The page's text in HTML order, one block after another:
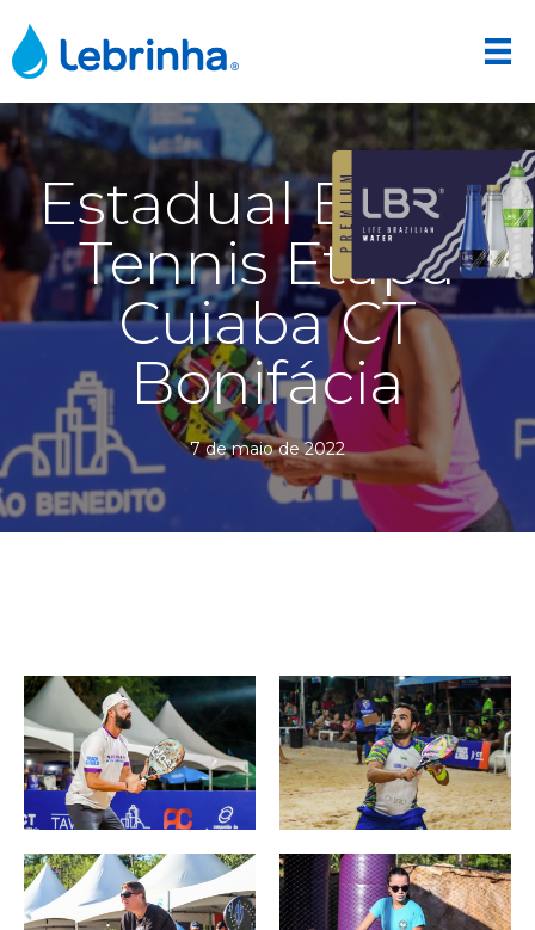
Estadual Beach
Tennis Etapa
Cuiaba CT
Bonifácia
7 de maio de 2022